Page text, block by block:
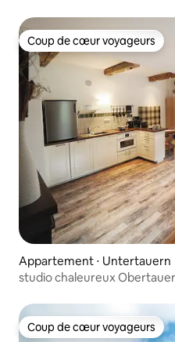
Coup de cœur voyageurs
Coup de cœur voyageurs
Appartement ⋅ Untertauern
studio chaleureux
Coup de cœur voyageurs
Coup de cœur voyageurs